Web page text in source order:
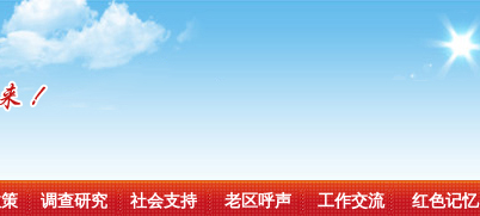
调查研究 社会支持 老区呼声 工作交流 红色记忆